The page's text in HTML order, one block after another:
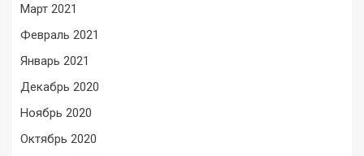
Март 2021
Февраль 2021
Январь 2021
Декабрь 2020
Ноябрь 2020
Октябрь 2020